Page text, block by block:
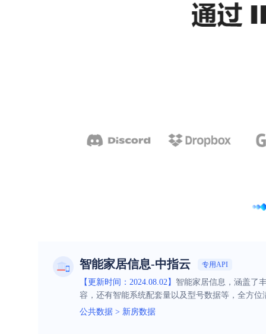
智能家居信息-中指云 专用API
【更新时间：2024.08.02】 智能家居信息，涵盖了
容，还有智能系统配套量以及型号数据等，全方
公共数据 > 新房数据